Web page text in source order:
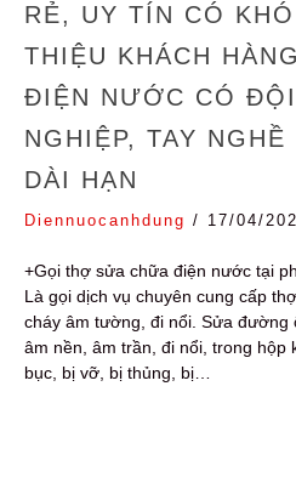
RẺ, UY TÍN CÓ
THIỆU KHÁCH
ĐIỆN NƯỚC CÓ
NGHIỆP, TAY
DÀI HẠN
Diennuocanhdung / 17/04/
+Gọi thợ sửa chữa điện nước tại
Là gọi dịch vụ chuyên cung cấp
cháy âm tường, đi nổi. Sửa
âm nền, âm trần, đi nổi, trong hộp
bục, bị vỡ, bị thủng, bị…